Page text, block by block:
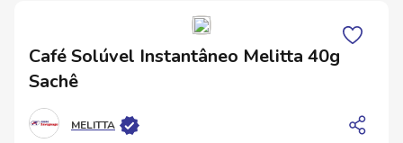
CUPOM DE DESCONTO
Café Solúvel Instantâneo Melitta 40g
Sachê
MELITTA
3º
cerveja
5º arroz